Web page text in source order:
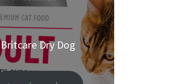
Britcare Dry Dog